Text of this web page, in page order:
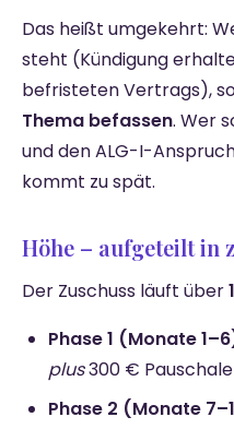
Das heißt umgekehrt:
steht (Kündigung
befristeten Vertrags),
Thema befassen. Wer
und den ALG-I-
kommt zu spät.
Höhe – aufgeteilt in
Der Zuschuss läuft über
Phase 1 (Monate
plus300 €
Phase 2 (Monate